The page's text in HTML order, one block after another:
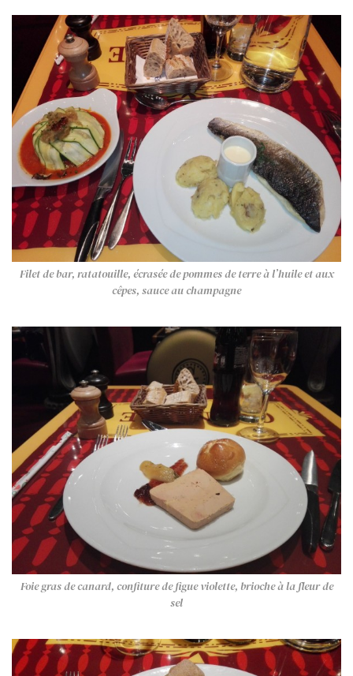
Filet de bar, ratatouille, écrasée de pommes de terre à l’huile et aux
cêpes, sauce au champagne
Foie gras de canard, confiture de figue violette, brioche à la fleur de
sel